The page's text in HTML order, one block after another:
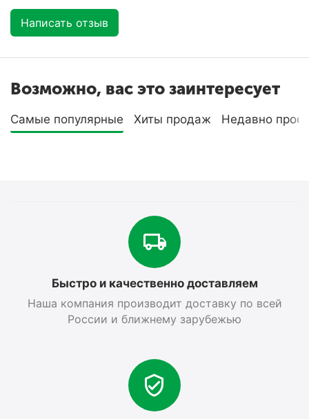
Написать отзыв
Возможно, вас это заинтересует
Самые популярные Хиты продаж Недавно
Быстро и качественно доставляем
Наша компания производит доставку по всей
России и ближнему зарубежью